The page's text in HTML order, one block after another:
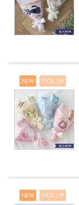
NEW PICK UP
NEW PICK UP